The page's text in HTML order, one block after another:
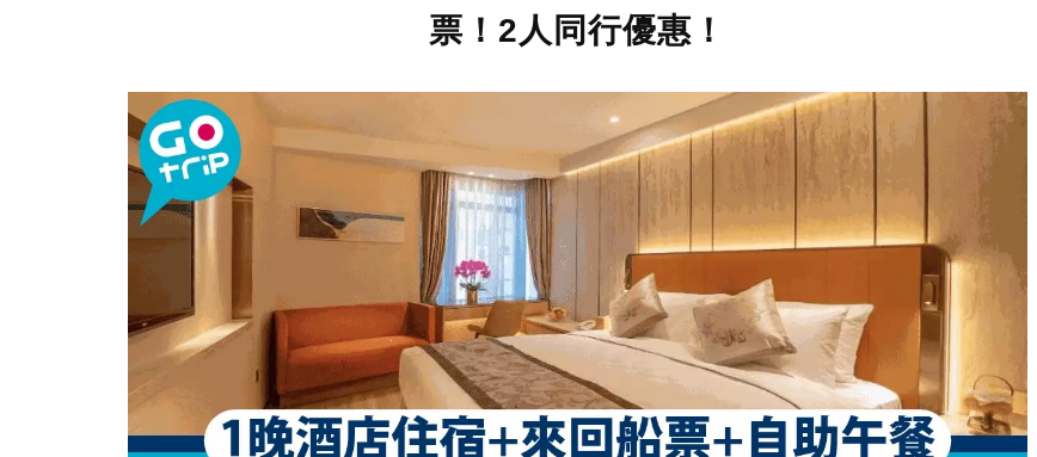
票！2人同行優惠！